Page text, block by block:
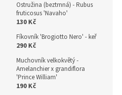
Ostružina (beztrnná) - Rubus
fruticosus 'Navaho'
130 Kč
Fíkovník 'Brogiotto Nero' - keř
290 Kč
Muchovník velkokvětý -
Amelanchier x grandiflora
'Prince William'
190 Kč